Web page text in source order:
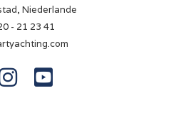
Niederlande
- 21 23 41
